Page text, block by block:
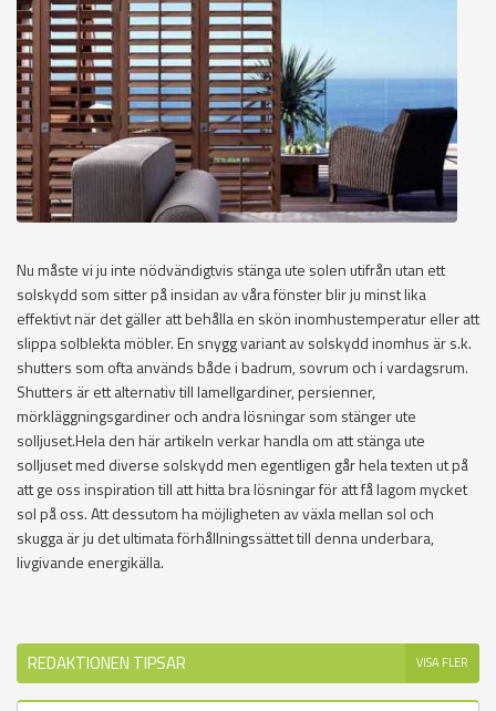
Nu måste vi ju inte nödvändigtvis stänga ute solen utifrån utan ett
solskydd som sitter på insidan av våra fönster blir ju minst lika
effektivt när det gäller att behålla en skön inomhustemperatur eller att
slippa solblekta möbler. En snygg variant av solskydd inomhus är s.k.
shutters som ofta används både i badrum, sovrum och i vardagsrum.
Shutters är ett alternativ till lamellgardiner, persienner,
mörkläggningsgardiner och andra lösningar som stänger ute
solljuset.Hela den här artikeln verkar handla om att stänga ute
solljuset med diverse solskydd men egentligen går hela texten ut på
att ge oss inspiration till att hitta bra lösningar för att få lagom mycket
sol på oss. Att dessutom ha möjligheten av växla mellan sol och
skugga är ju det ultimata förhållningssättet till denna underbara,
livgivande energikälla.
REDAKTIONEN TIPSAR VISA FLER